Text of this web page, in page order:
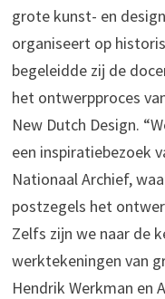
grote kunst- en
organiseert op
begeleidde zij de
het ontwerpproces
New Dutch Design.
een inspiratiebezoek
Nationaal Archief,
postzegels het
Zelfs zijn we naar de
werktekeningen van
Hendrik Werkman en